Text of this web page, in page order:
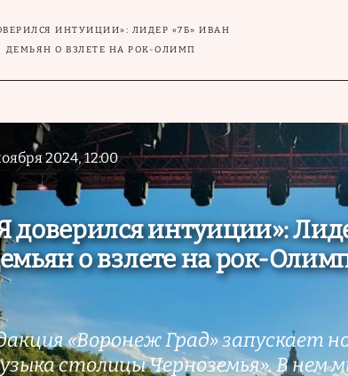
ИНТУИЦИИ»: ЛИДЕР «7Б» ИВАН
ДЕМЬЯН О ВЗЛЕТЕ НА РОК-ОЛИМП
2024, 12:00
доверился интуиции»:
о взлете на рок-
«Воронеж Град» запускает
столицы Черноземья». В нем